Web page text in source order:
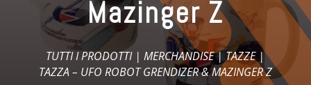
Mazinger Z
TUTTI I PRODOTTI|MERCHANDISE| TAZZE|
TAZZA – UFO ROBOT GRENDIZER & MAZINGER Z